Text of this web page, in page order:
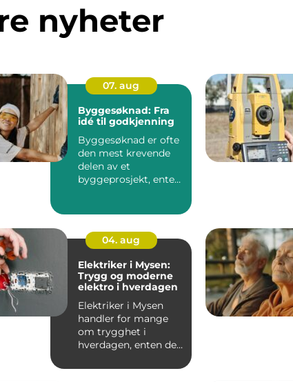
nyheter
07. aug
Byggesøknad: Fra
idé til godkjenning
Byggesøknad er ofte
den mest krevende
delen av et
byggeprosjekt, enten
04. aug
Elektriker i Mysen:
Trygg og moderne
elektro i hverdagen
Elektriker i Mysen
handler for mange
om trygghet i
hverdagen, enten det
stikkontakt...